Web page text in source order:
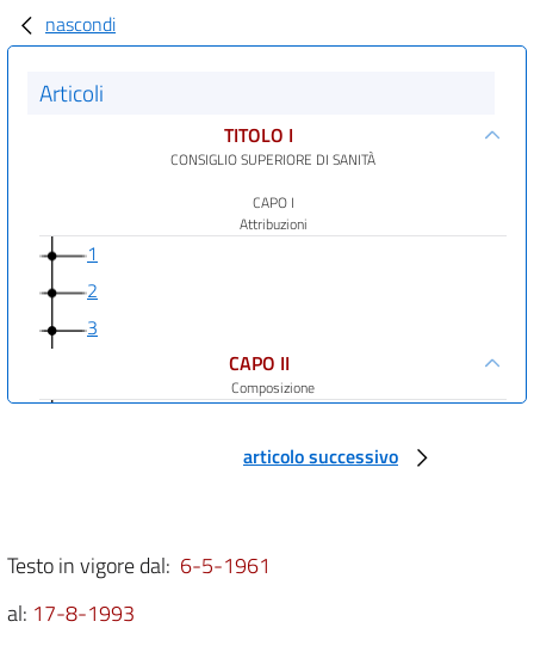
nascondi
Articoli
TITOLO I
CONSIGLIO SUPERIORE DI SANITÀ
CAPO I
Attribuzioni
1
2
3
CAPO II
Composizione
CAPO III
7
8
articolo successivo
Testo in vigore dal: 6-5-1961
al: 17-8-1993